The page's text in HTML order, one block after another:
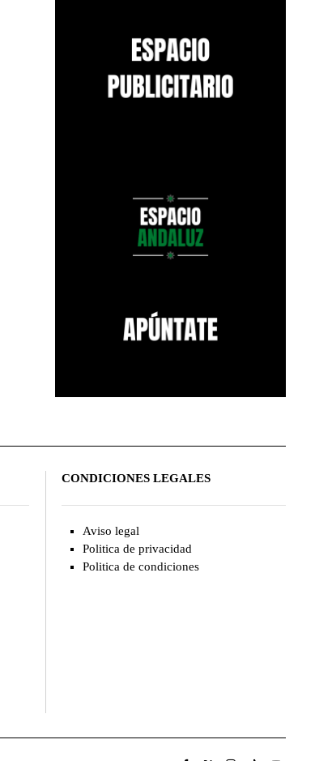
CONDICIONES LEGALES
Aviso legal
Politica de privacidad
Politica de condiciones